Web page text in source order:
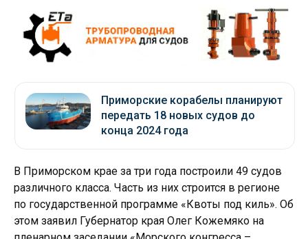
Приморские корабелы планируют
передать 18 новых судов до
конца 2024 года
В Приморском крае за три года построили 49 судов
различного класса. Часть из них строится в регионе
по государственной программе «Квоты под киль». Об
этом заявил Губернатор края Олег Кожемяко на